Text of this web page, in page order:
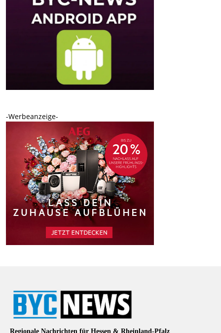
-Werbeanzeige-
Regionale Nachrichten für Hessen & Rheinland-Pfalz